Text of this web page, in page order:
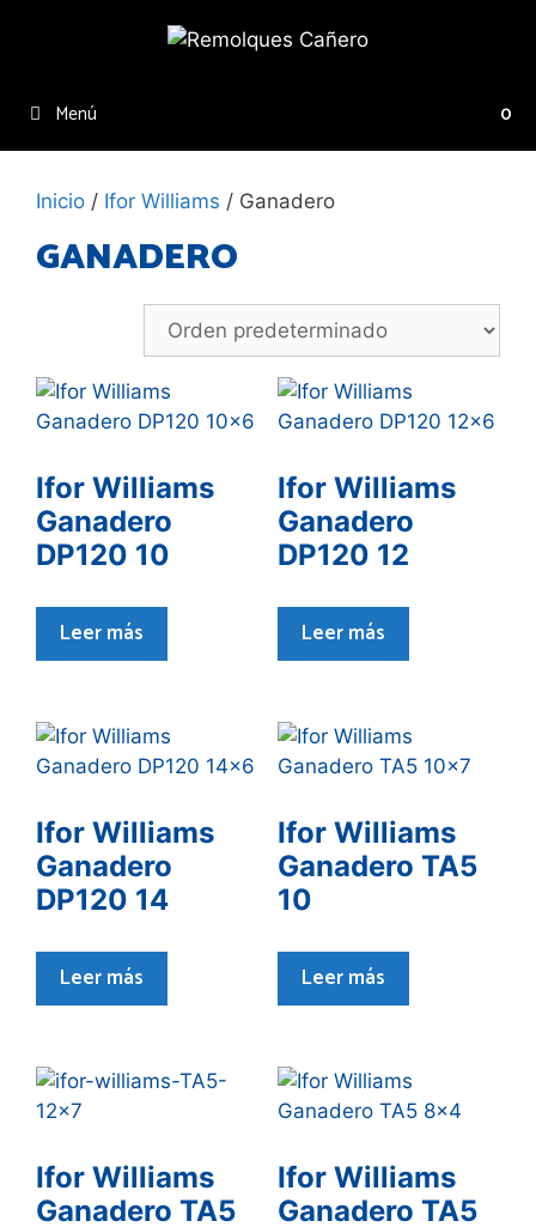
0
Menú
Inicio / Ifor Williams / Ganadero
GANADERO
Ifor Williams
Ganadero
DP120 10
Leer más
Ifor Williams
Ganadero
DP120 12
Leer más
Ifor Williams
Ganadero
DP120 14
Leer más
Ifor Williams
Ganadero TA5
10
Leer más
Ifor Williams
Ganadero TA5
Ifor Williams
Ganadero TA5